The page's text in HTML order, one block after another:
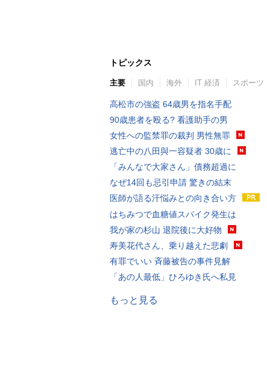
トピックス
主要 国内 海外 IT 経済 スポーツ
高松市の強盗 64歳男を指名手配
90歳患者を殴る? 看護助手の男
女性への監禁罪の裁判 男性無罪
逃亡中の八田與一容疑者 30歳に
「みんなで大家さん」債務超過に
なぜ14回も忌引申請 驚きの結末
医師が語る汗悩みとの向き合い方
はちみつで血糖値スパイク発生は
我が家の杉山 退院後に大好物
寿美花代さん、乗り越えた悲劇
有罪でいい 斉藤被告の事件見解
「あの人最低」ひろゆき氏へ私見
もっと見る